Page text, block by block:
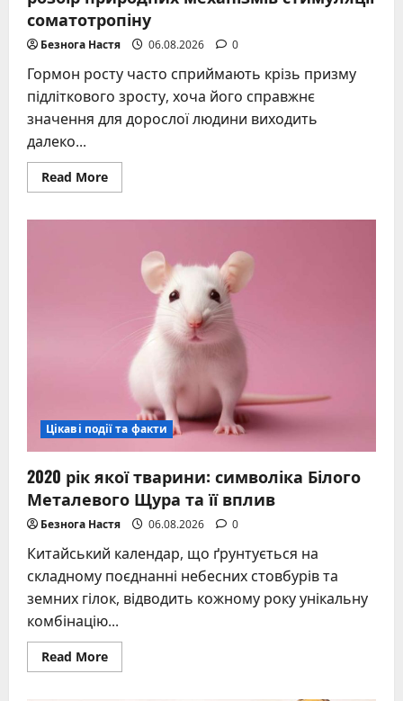
соматотропіну
Безнога Настя 06.08.2026 0
Гормон росту часто сприймають крізь призму
підліткового зросту, хоча його справжнє
значення для дорослої людини виходить
далеко...
Read MoreRead
more
росту:
залежність
спорту.
Повний
розбір
природних
механізмів
стимуляції
соматотропіну
Цікаві події та факти
2020 рік якої тварини: символіка Білого
Металевого Щура та її вплив
Безнога Настя 06.08.2026 0
Китайський календар, що ґрунтується на
складному поєднанні небесних стовбурів та
земних гілок, відводить кожному року унікальну
комбінацію...
Read MoreRead
more